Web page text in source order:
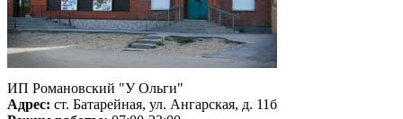
ИП Романовский "У Ольги"
Адрес: ст. Батарейная, ул. Ангарская, д. 11б